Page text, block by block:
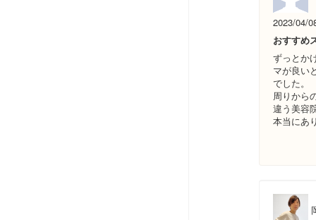
2023/04/
おすすめ
ずっとか
マが良い
でした。
周りから
違う美容
本当にあ